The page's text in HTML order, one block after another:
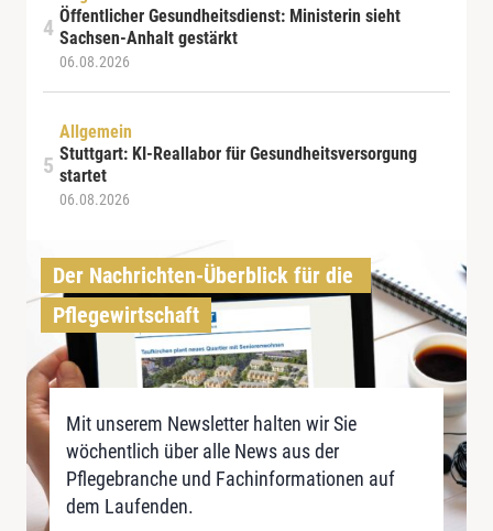
Öffentlicher Gesundheitsdienst: Ministerin sieht
Sachsen-Anhalt gestärkt
06.08.2026
Allgemein
Stuttgart: KI-Reallabor für Gesundheitsversorgung
startet
06.08.2026
Der Nachrichten-Überblick für die
Pflegewirtschaft
Mit unserem Newsletter halten wir Sie
wöchentlich über alle News aus der
Pflegebranche und Fachinformationen auf
dem Laufenden.